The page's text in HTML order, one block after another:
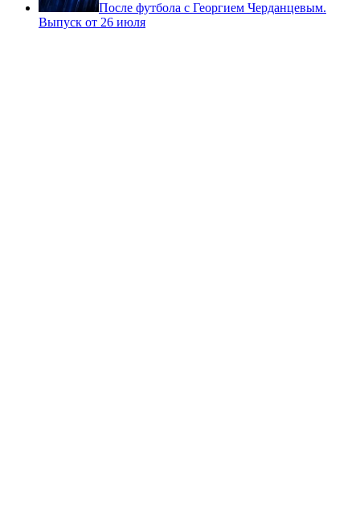
После футбола с Георгием Черданцевым.
Выпуск от 26 июля